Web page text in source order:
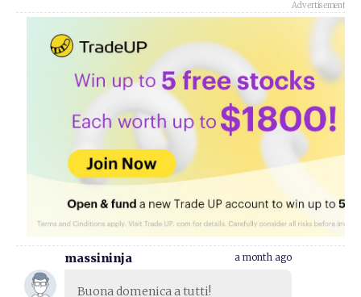
Advertisement
Buona domenica a tutti!
a month ago
massininja